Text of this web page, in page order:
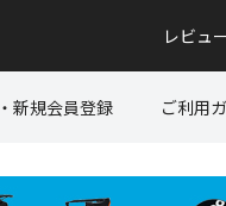
レビュ
新規会員登録 ご利用